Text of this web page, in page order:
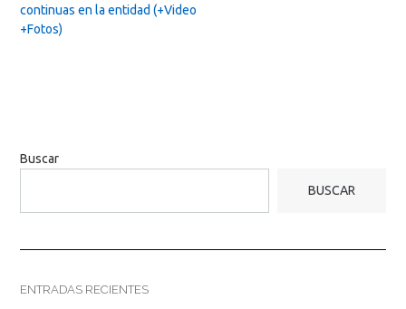
continuas en la entidad (+Video
+Fotos)
Buscar
BUSCAR
ENTRADAS RECIENTES